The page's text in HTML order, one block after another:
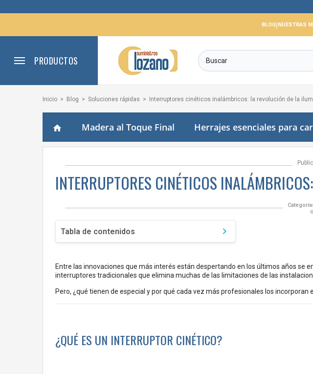
BLOG|NUESTRAS
PRODUCTOS
Inicio Blog Soluciones rápidas Interruptores cinéticos inalámbricos: la revolución de la
home Madera al Toque Final Herrajes esenciales para
INTERRUPTORES CINÉTICOS
Tabla de contenidos keyboard_arrow_down
Ventajas de los interruptores cinéticos inalámbricos
Instalación rápida y sin obras
Sin pilas y sin mantenimiento
Ideal para proyectos de reforma
Entre las innovaciones que más interés están despertando en los últimos años se
interruptores tradicionales que elimina muchas de las limitaciones de las
Pero, ¿qué tienen de especial y por qué cada vez más profesionales los
¿QUÉ ES UN INTERRUPTOR CINÉTICO?